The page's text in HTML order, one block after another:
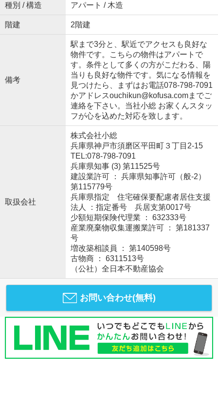
種別 / 構造 アパート / 木造
階建 2階建
備考
駅まで3分と、駅近でアクセスも良好な
物件です。こちらの物件はアパートで
す。条件として多くの方がこだわる、陽
当りも良好な物件です。気になる情報を
見つけたら、まずはお電話078-798-7091
かアドレスouchikun@kofusa.comまでご
連絡を下さい。当社小総 お家くんスタッ
フが心を込めた対応を致します。
取扱会社
株式会社小総
兵庫県神戸市須磨区平田町３丁目2-15
TEL:078-798-7091
兵庫県知事 (3) 第11525号
建設業許可 ： 兵庫県知事許可（般-2）
第115779号
兵庫県指定 住宅確保要配慮者居住支援
法人 ：指定番号 兵居支第0017号
少額短期保険代理業 ： 632333号
産業廃棄物収集運搬業許可 ： 第181337
号
増改築相談員 ： 第140598号
古物商 ： 6311513号
（公社）全日本不動産協会
お問い合わせ(無料)